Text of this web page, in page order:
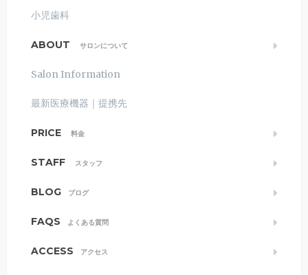
小児歯科
ABOUT サロンについて
Salon Information
最新医療機器｜提携先
PRICE 料金
STAFF スタッフ
BLOG ブログ
FAQS よくある質問
ACCESS アクセス